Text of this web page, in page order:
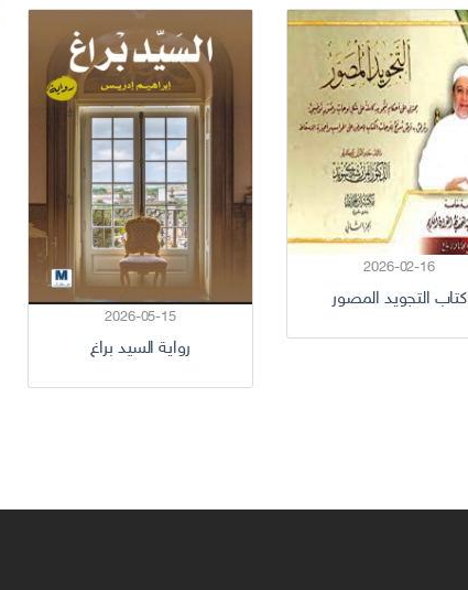
2026-02-16
كتاب التجويد المصور
2026-05-15
رواية السيد براغ